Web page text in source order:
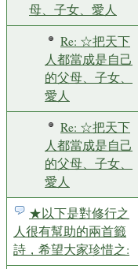
母、子女、愛人
Re: ☆把天下
人都當成是自己
的父母、子女、
愛人
Re: ☆把天下
人都當成是自己
的父母、子女、
愛人
★以下是對修行之
人很有幫助的兩首籤
詩，希望大家珍惜之: